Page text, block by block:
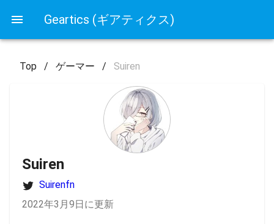
Geartics (ギアティクス)
Top / ゲーマー / Suiren
Suiren
Suirenfn
2022年3月9日に更新